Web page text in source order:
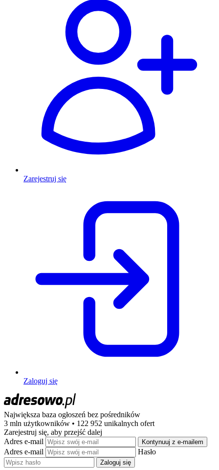
Zarejestruj się
Zaloguj się
Największa baza ogłoszeń bez pośredników
3 mln użytkowników • 122 952 unikalnych ofert
Zarejestruj się, aby przejść dalej
Adres e-mail
Kontynuuj z e-mailem
Adres e-mail Hasło
Zaloguj się